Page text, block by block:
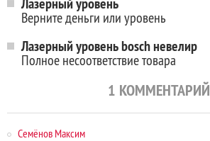
Верните деньги или уровень
Лазерный уровень bosch невелир
Полное несоответствие товара
1 КОММЕНТАРИЙ
Семёнов Максим